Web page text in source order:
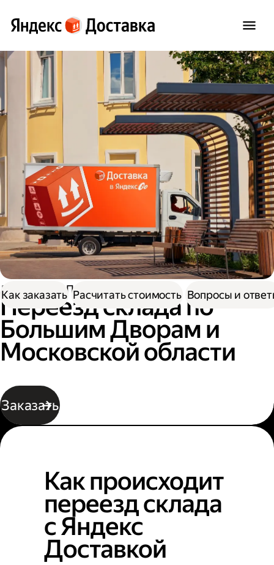
Доставка Переезд склада
Переезд склада по
Большим Дворам и
Московской области
Заказать
Как заказать Расчитать стоимость Вопросы и
Как происходит
переезд склада
с Яндекс
Доставкой